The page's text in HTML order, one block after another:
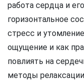
работа сердца и
горизонтальное
стресс и
ощущение и как
повлиять на
методы